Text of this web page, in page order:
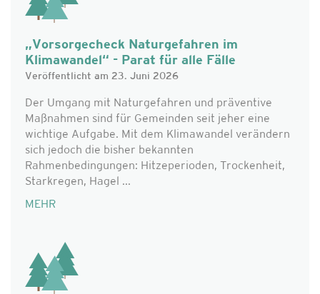
„Vorsorgecheck Naturgefahren im
Klimawandel“ - Parat für alle Fälle
Veröffentlicht am 23. Juni 2026
Der Umgang mit Naturgefahren und präventive
Maßnahmen sind für Gemeinden seit jeher eine
wichtige Aufgabe. Mit dem Klimawandel verändern
sich jedoch die bisher bekannten
Rahmenbedingungen: Hitzeperioden, Trockenheit,
Starkregen, Hagel ...
MEHR